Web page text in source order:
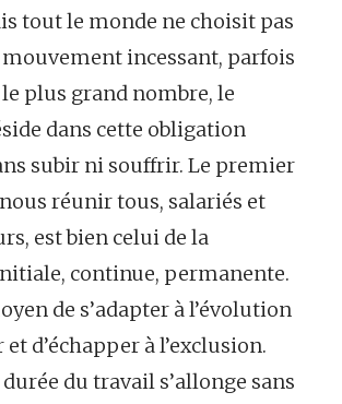
tout le monde ne choisit pas
mouvement incessant, parfois
plus grand nombre, le
dans cette obligation
subir ni souffrir. Le premier
réunir tous, salariés et
est bien celui de la
continue, permanente.
de s’adapter à l’évolution
d’échapper à l’exclusion.
du travail s’allonge sans